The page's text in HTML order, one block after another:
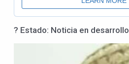
? Estado: Noticia en desarrollo